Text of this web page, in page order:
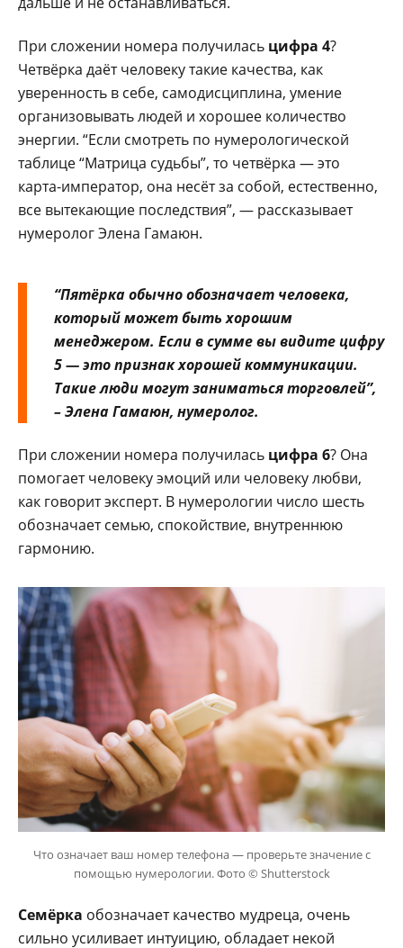
При сложении номера получилась цифра 4?
Четвёрка даёт человеку такие качества, как
уверенность в себе, самодисциплина, умение
организовывать людей и хорошее количество
энергии. “Если смотреть по нумерологической
таблице “Матрица судьбы”, то четвёрка — это
карта-император, она несёт за собой, естественно,
все вытекающие последствия”, — рассказывает
нумеролог Элена Гамаюн.
“Пятёрка обычно обозначает человека,
который может быть хорошим
менеджером. Если в сумме вы видите цифру
5 — это признак хорошей коммуникации.
Такие люди могут заниматься торговлей”,
– Элена Гамаюн, нумеролог.
При сложении номера получилась цифра 6? Она
помогает человеку эмоций или человеку любви,
как говорит эксперт. В нумерологии число шесть
обозначает семью, спокойствие, внутреннюю
гармонию.
Что означает ваш номер телефона — проверьте значение с
помощью нумерологии. Фото © Shutterstock
Семёрка обозначает качество мудреца, очень
сильно усиливает интуицию, обладает некой